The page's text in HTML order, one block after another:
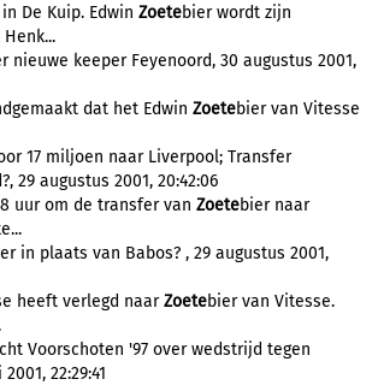
De Kuip. Edwin Zoetebier wordt zijn
nieuwe keeper Feyenoord, 30 augustus 2001,
dat het Edwin Zoetebier van Vitesse
17 miljoen naar Liverpool; Transfer
29 augustus 2001, 20:42:06
uur om de transfer van Zoetebier naar
in plaats van Babos? , 29 augustus 2001,
heeft verlegd naarZoetebier van Vitesse.
Voorschoten '97 over wedstrijd tegen
22:29:41